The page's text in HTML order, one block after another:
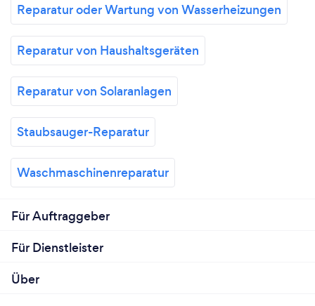
Reparatur oder Wartung von Wasserheizungen
Reparatur von Haushaltsgeräten
Reparatur von Solaranlagen
Staubsauger-Reparatur
Waschmaschinenreparatur
Für Auftraggeber
Für Dienstleister
Über